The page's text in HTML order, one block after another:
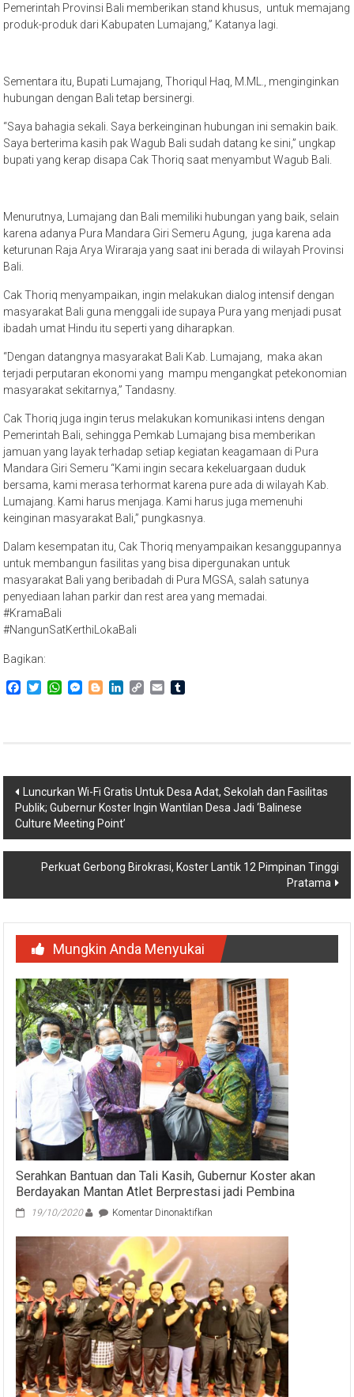
Pemerintah Provinsi Bali memberikan stand khusus, untuk memajang
produk-produk dari Kabupaten Lumajang,” Katanya lagi.
Sementara itu, Bupati Lumajang, Thoriqul Haq, M.ML., menginginkan
hubungan dengan Bali tetap bersinergi.
“Saya bahagia sekali. Saya berkeinginan hubungan ini semakin baik.
Saya berterima kasih pak Wagub Bali sudah datang ke sini,” ungkap
bupati yang kerap disapa Cak Thoriq saat menyambut Wagub Bali.
Menurutnya, Lumajang dan Bali memiliki hubungan yang baik, selain
karena adanya Pura Mandara Giri Semeru Agung, juga karena ada
keturunan Raja Arya Wiraraja yang saat ini berada di wilayah Provinsi
Bali.
Cak Thoriq menyampaikan, ingin melakukan dialog intensif dengan
masyarakat Bali guna menggali ide supaya Pura yang menjadi pusat
ibadah umat Hindu itu seperti yang diharapkan.
“Dengan datangnya masyarakat Bali Kab. Lumajang, maka akan
terjadi perputaran ekonomi yang mampu mengangkat petekonomian
masyarakat sekitarnya,” Tandasny.
Cak Thoriq juga ingin terus melakukan komunikasi intens dengan
Pemerintah Bali, sehingga Pemkab Lumajang bisa memberikan
jamuan yang layak terhadap setiap kegiatan keagamaan di Pura
Mandara Giri Semeru “Kami ingin secara kekeluargaan duduk
bersama, kami merasa terhormat karena pure ada di wilayah Kab.
Lumajang. Kami harus menjaga. Kami harus juga memenuhi
keinginan masyarakat Bali,” pungkasnya.
Dalam kesempatan itu, Cak Thoriq menyampaikan kesanggupannya
untuk membangun fasilitas yang bisa dipergunakan untuk
masyarakat Bali yang beribadah di Pura MGSA, salah satunya
penyediaan lahan parkir dan rest area yang memadai.
#KramaBali
#NangunSatKerthiLokaBali
Bagikan:
Facebook
TwitterWhatsApp
Messenger
BloggerLinkedIn
Copy Email
Navigasi
pos
Luncurkan Wi-Fi Gratis Untuk Desa Adat, Sekolah dan Fasilitas
Publik; Gubernur Koster Ingin Wantilan Desa Jadi ‘Balinese
Culture Meeting Point’
Perkuat Gerbong Birokrasi, Koster Lantik 12 Pimpinan Tinggi
Pratama
Mungkin Anda Menyukai
Serahkan Bantuan dan Tali Kasih, Gubernur Koster akan
Berdayakan Mantan Atlet Berprestasi jadi Pembina
19/10/2020 Komentar Dinonaktifkan
Tali
Kasih,
Gubernur
Koster
akan
Berdayakan
Mantan
Atlet
Berprestasi